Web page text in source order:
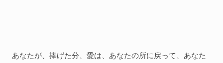
あなたが、捧げた分、愛は、あなたの所に戻って、あなた